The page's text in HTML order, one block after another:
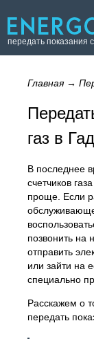
передать показания
Главная→
газ в
В последнее
счетчиков
проще. Если
позвонить на
отправить
или зайти на
специально
Расскажем о
передать